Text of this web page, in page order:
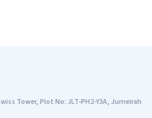
Tower, Plot No: JLT-PH2-Y3A, Jumeirah